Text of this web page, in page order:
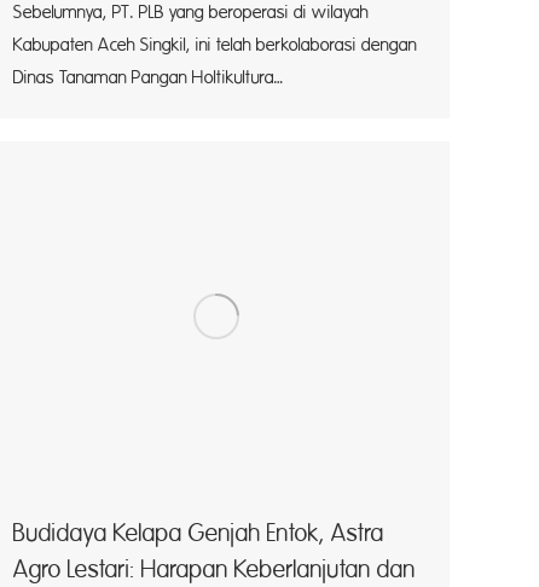
Sebelumnya, PT. PLB yang beroperasi di wilayah
Kabupaten Aceh Singkil, ini telah berkolaborasi dengan
Dinas Tanaman Pangan Holtikultura…
Budidaya Kelapa Genjah Entok, Astra
Agro Lestari: Harapan Keberlanjutan dan